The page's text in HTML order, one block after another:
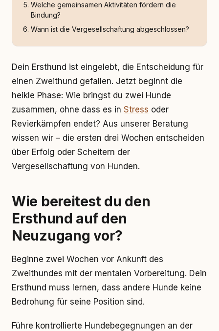
Welche gemeinsamen Aktivitäten fördern die
Bindung?
Wann ist die Vergesellschaftung abgeschlossen?
Dein Ersthund ist eingelebt, die Entscheidung für
einen Zweithund gefallen. Jetzt beginnt die
heikle Phase: Wie bringst du zwei Hunde
zusammen, ohne dass es in Stress oder
Revierkämpfen endet? Aus unserer Beratung
wissen wir – die ersten drei Wochen entscheiden
über Erfolg oder Scheitern der
Vergesellschaftung von Hunden.
Wie bereitest du den
Ersthund auf den
Neuzugang vor?
Beginne zwei Wochen vor Ankunft des
Zweithundes mit der mentalen Vorbereitung. Dein
Ersthund muss lernen, dass andere Hunde keine
Bedrohung für seine Position sind.
Führe kontrollierte Hundebegegnungen an der